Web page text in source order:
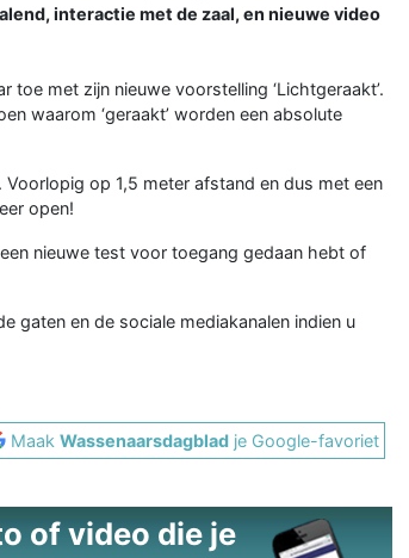
interactie met de zaal, en nieuwe video
toe met zijn nieuwe voorstelling ‘Lichtgeraakt’.
waarom ‘geraakt’ worden een absolute
op 1,5 meter afstand en dus met een
open!
nieuwe test voor toegang gedaan hebt of
gaten en de sociale mediakanalen indien u
MaakWassenaarsdagblad je Google-favoriet
of video die je